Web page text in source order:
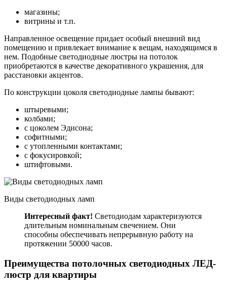
магазины;
витрины и т.п.
Направленное освещение придает особый внешний вид
помещению и привлекает внимание к вещам, находящимся в
нем. Подобные светодиодные люстры на потолок
приобретаются в качестве декоративного украшения, для
расстановки акцентов.
По конструкции цоколя светодиодные лампы бывают:
штыревыми;
колбами;
с цоколем Эдисона;
софитными;
с утопленными контактами;
с фокусировкой;
штифтовыми.
Виды светодиодных ламп
Интересный факт! Светодиодам характеризуются
длительным номинальным свечением. Они
способны обеспечивать непрерывную работу на
протяжении 50000 часов.
Преимущества потолочных светодиодных ЛЕД-
люстр для квартиры